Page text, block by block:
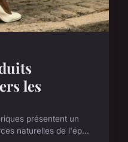
les
présentent un
naturelles de l'ép...